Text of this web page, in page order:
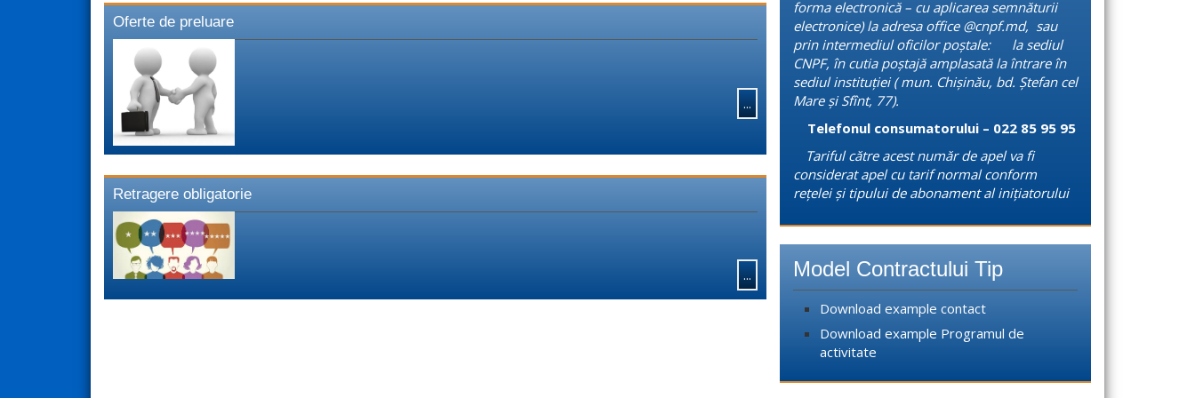
Oferte de preluare
...
Retragere obligatorie
...
forma electronică – cu aplicarea semnăturii
electronice) la adresa office @cnpf.md, sau
prin intermediul oficilor poștale: la sediul
CNPF, în cutia poștajă amplasată la întrare în
sediul instituției ( mun. Chișinău, bd. Ștefan cel
Mare și Sfînt, 77).
Telefonul consumatorului – 022 85 95 95
Tariful către acest număr de apel va fi
considerat apel cu tarif normal conform
rețelei și tipului de abonament al inițiatorului
Model Contractului Tip
Download example contact
Download example Programul de
activitate